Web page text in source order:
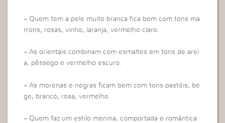
– Quem tem a pele muito branca fica bem com tons ma
rrons, rosas, vinho, laranja, vermelho claro.
– As orientais combinam com esmaltes em tons de arei
a, pêssego e vermelho escuro.
– As morenas e negras ficam bem com tons pastéis, be
ge, branco, rosa, vermelho.
– Quem faz um estilo menina, comportada e romântica